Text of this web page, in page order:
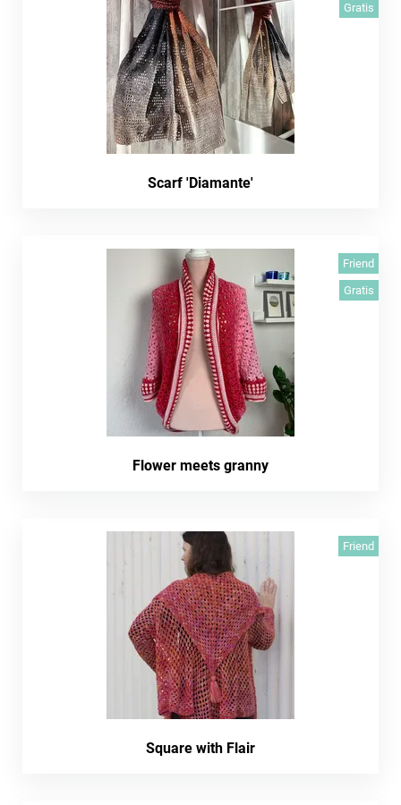
Gratis
Scarf 'Diamante'
Friend
Gratis
Flower meets granny
Friend
Square with Flair